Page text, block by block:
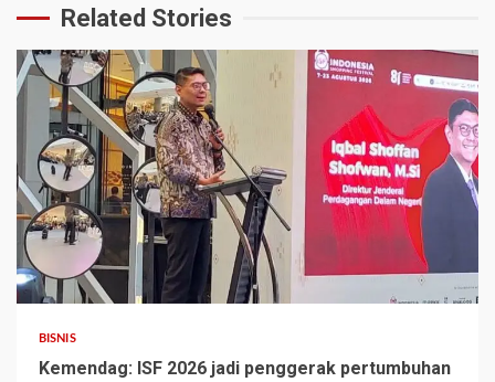
Related Stories
BISNIS
Kemendag: ISF 2026 jadi penggerak pertumbuhan